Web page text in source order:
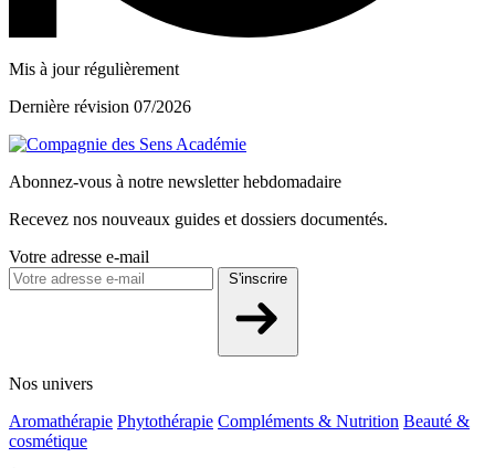
Mis à jour régulièrement
Dernière révision 07/2026
Abonnez-vous à notre newsletter hebdomadaire
Recevez nos nouveaux guides et dossiers documentés.
Votre adresse e-mail
S'inscrire
Nos univers
Aromathérapie Phytothérapie Compléments & Nutrition Beauté &
cosmétique